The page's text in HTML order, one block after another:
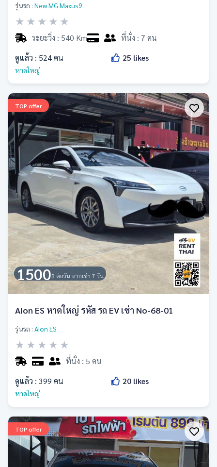
รุ่นรถ : New MG Maxus9
★ ★ ★ ★ ★
ระยะวิ่ง : 540 Km
ที่นั่ง : 7 คน
ดูแล้ว : 524คน 25 likes
หาดใหญ่
1500฿ ต่อวัน หากเช่า 7 วัน
TOP offer
Aion ES หาดใหญ่ รหัส รถ EV เช่า No-68-01
รุ่นรถ : Aion ES
★ ★ ★ ★ ★
ที่นั่ง : 5 คน
ดูแล้ว : 399 คน 20 likes
หาดใหญ่
TOP offer